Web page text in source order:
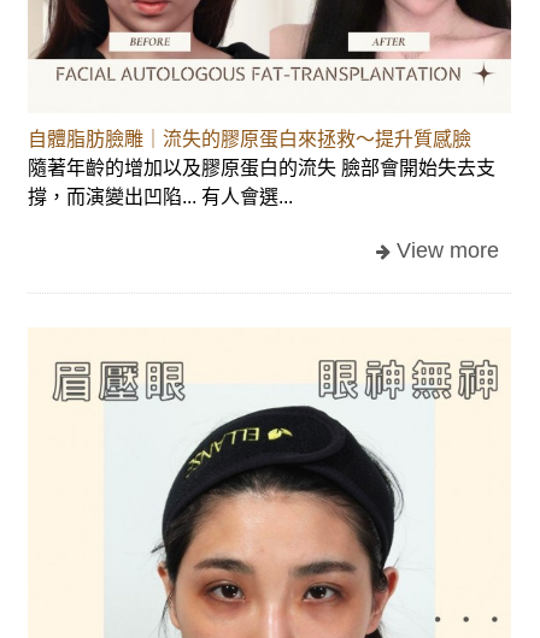
自體脂肪臉雕｜流失的膠原蛋白來拯救～提升質感臉
隨著年齡的增加以及膠原蛋白的流失 臉部會開始失去支
撐，而演變出凹陷... 有人會選...